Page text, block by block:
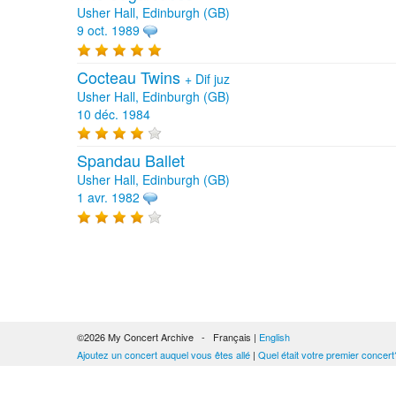
Usher Hall, Edinburgh (GB)
9 oct. 1989
Cocteau Twins + Dif juz
Usher Hall, Edinburgh (GB)
10 déc. 1984
Spandau Ballet
Usher Hall, Edinburgh (GB)
1 avr. 1982
©2026 My Concert Archive - Français | English
Ajoutez un concert auquel vous êtes allé | Quel était votre premier